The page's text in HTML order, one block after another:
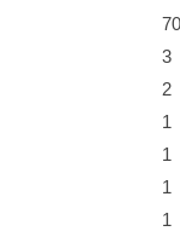
1
1